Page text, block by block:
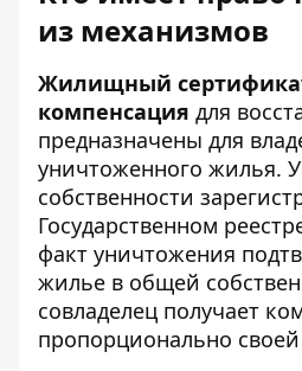
из механизмов
Жилищный
компенсация для
предназначены для
уничтоженного жилья.
собственности
Государственном
факт уничтожения
жилье в общей
совладелец получает
пропорционально своей